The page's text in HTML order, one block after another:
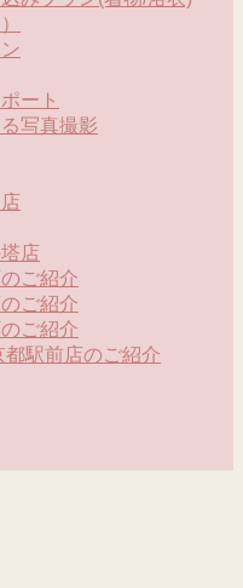
ート
写真撮影
店
ご紹介
ご紹介
ご紹介
駅前店のご紹介